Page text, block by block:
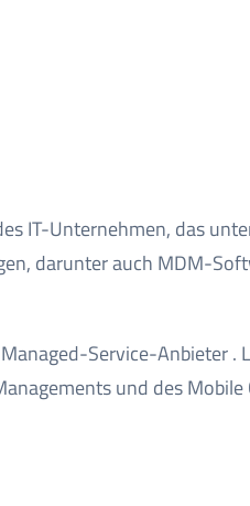
IT-Unternehmen, das
darunter auch MDM-
Service-Anbieter .
und des